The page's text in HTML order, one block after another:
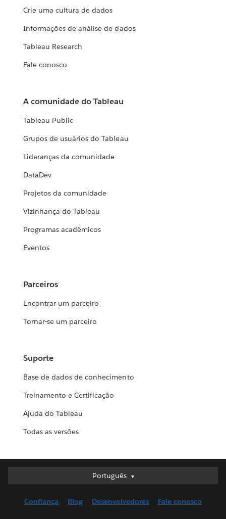
Crie uma cultura de dados
Informações de análise de dados
Tableau Research
Fale conosco
A comunidade do Tableau
Tableau Public
Grupos de usuários do Tableau
Lideranças da comunidade
DataDev
Projetos da comunidade
Vizinhança do Tableau
Programas acadêmicos
Eventos
Parceiros
Encontrar um parceiro
Tornar-se um parceiro
Suporte
Base de dados de conhecimento
Treinamento e Certificação
Ajuda do Tableau
Todas as versões
Português
Português
English (UK)
Confiança Blog Desenvolvedores Fale conosco